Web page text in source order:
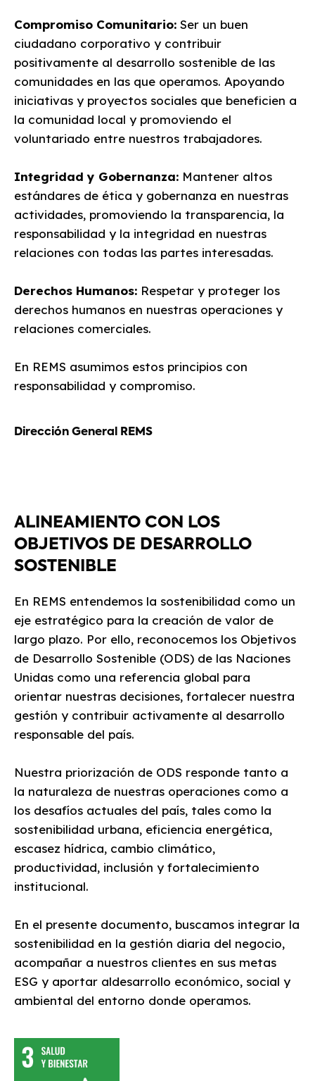
Compromiso Comunitario: Ser un buen
ciudadano corporativo y contribuir
positivamente al desarrollo sostenible de las
comunidades en las que operamos. Apoyando
iniciativas y proyectos sociales que beneficien a
la comunidad local y promoviendo el
voluntariado entre nuestros trabajadores.
Integridad y Gobernanza: Mantener altos
estándares de ética y gobernanza en nuestras
actividades, promoviendo la transparencia, la
responsabilidad y la integridad en nuestras
relaciones con todas las partes interesadas.
Derechos Humanos: Respetar y proteger los
derechos humanos en nuestras operaciones y
relaciones comerciales.
En REMS asumimos estos principios con
responsabilidad y compromiso.
Dirección General REMS
ALINEAMIENTO CON LOS
OBJETIVOS DE DESARROLLO
SOSTENIBLE
En REMS entendemos la sostenibilidad como un
eje estratégico para la creación de valor de
largo plazo. Por ello, reconocemos los Objetivos
de Desarrollo Sostenible (ODS) de las Naciones
Unidas como una referencia global para
orientar nuestras decisiones, fortalecer nuestra
gestión y contribuir activamente al desarrollo
responsable del país.
Nuestra priorización de ODS responde tanto a
la naturaleza de nuestras operaciones como a
los desafíos actuales del país, tales como la
sostenibilidad urbana, eficiencia energética,
escasez hídrica, cambio climático,
productividad, inclusión y fortalecimiento
institucional.
En el presente documento, buscamos integrar la
sostenibilidad en la gestión diaria del negocio,
acompañar a nuestros clientes en sus metas
ESG y aportar aldesarrollo económico, social y
ambiental del entorno donde operamos.